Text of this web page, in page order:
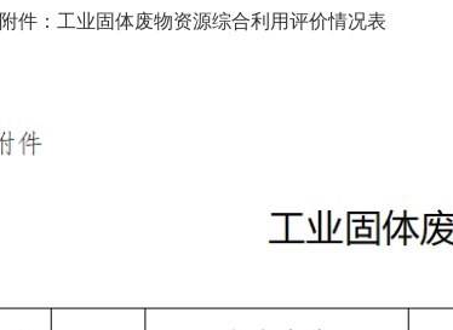
附件：工业固体废物资源综合利用评价情况表